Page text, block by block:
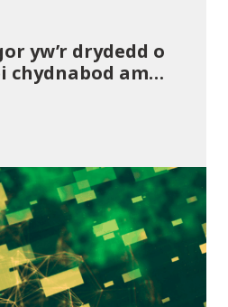
yw’r drydedd o
chydnabod am
maes cwmnïau